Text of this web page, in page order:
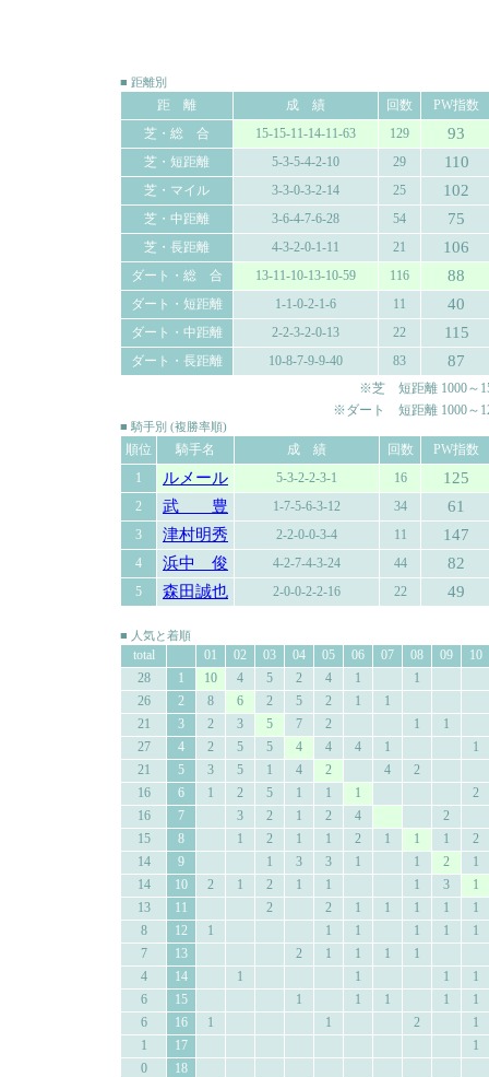
■ 距離別
距 離 成 績 回数
PW指数
芝・総 合
15-15-11-14-11-63 129 93
芝・短距離 5-3-5-4-2-10 29 110
芝・マイル 3-3-0-3-2-14 25 102
芝・中距離 3-6-4-7-6-28 54 75
芝・長距離 4-3-2-0-1-11 21 106
ダート・総 合 13-11-10-13-10-59 116 88
ダート・短距離 1-1-0-2-1-6 11 40
ダート・中距離 2-2-3-2-0-13 22 115
ダート・長距離 10-8-7-9-9-40 83 87
※芝 短距離 1000～
※ダート 短距離 1000～
■ 騎手別 (複勝率順)
順位 騎手名 成 績 回数
PW指数
1
ルメール 5-3-2-2-3-1 16 125
2 武 豊 1-7-5-6-3-12 34 61
3 津村明秀 2-2-0-0-3-4 11 147
4 浜中 俊 4-2-7-4-3-24 44 82
5 森田誠也 2-0-0-2-2-16 22 49
■ 人気と着順
total 01 02 03 04 05 06 07 08 09
10
28
1 10 4 5 2 4 1
1
26
2 8 6 2 5 2 1
1
21
3 2 3 5 7 2 1
1
27
4 2 5 5 4 4 4 1
1
21
5 3 5 1 4 2 4
2
16
6 1 2 5 1 1 1
2
16
7 3 2 1 2 4
2
15
8 1 2 1 1 2 1 1 1
2
14
9 1 3 3 1 1 2
1
14
10 2 1 2 1 1 1 3
1
13
11 2 2 1 1 1 1
1
8
12 1 1 1 1 1
1
7
13 2 1 1 1
1
4
14 1 1 1
1
6
15 1 1 1 1
1
6
16 1 1 2
1
1
17
1
0
18